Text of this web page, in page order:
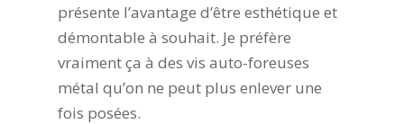
présente l’avantage d’être esthétique et
démontable à souhait. Je préfère
vraiment ça à des vis auto-foreuses
métal qu’on ne peut plus enlever une
fois posées.